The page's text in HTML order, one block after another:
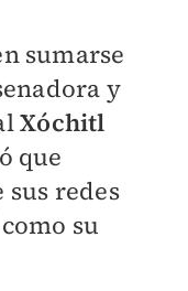
sumarse
y
Xóchitl
que
sus redes
su